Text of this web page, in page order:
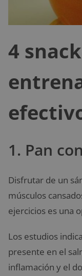
4
1. Pan
Disfrutar de un
músculos
ejercicios es una
Los estudios
presente en el
inflamación y el